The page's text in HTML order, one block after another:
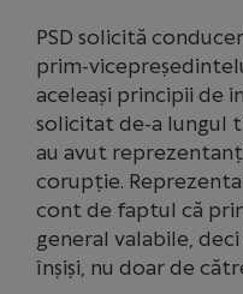
PSD solicită
prim-
aceleași principii de
solicitat de-a lungul
au avut
corupție.
cont de faptul că
general valabile,
înșiși, nu doar de